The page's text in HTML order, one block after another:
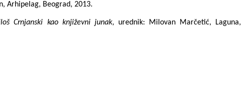
Arhipelag, Beograd, 2013.
Crnjanski kao književni junak, urednik: Milovan Marčetić, Laguna,